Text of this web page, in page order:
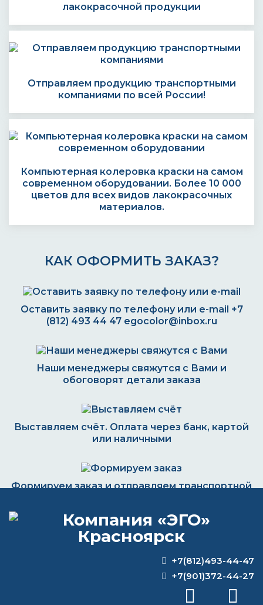
лакокрасочной продукции
Отправляем продукцию транспортными
компаниями по всей России!
Компьютерная колеровка краски на самом
современном оборудовании. Более 10 000
цветов для всех видов лакокрасочных
материалов.
КАК ОФОРМИТЬ ЗАКАЗ?
Оставить заявку по телефону или e-mail +7
(812) 493 44 47 egocolor@inbox.ru
Наши менеджеры свяжутся с Вами и
обоговорят детали заказа
Выставляем счёт. Оплата через банк, картой
или наличными
Формируем заказ и отправляем транспортной
ВОПРОС-ОТВЕТ+7(812)493-44-47
+7(901)372-44-27